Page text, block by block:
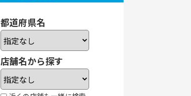
都道府県名
店舗名から探す